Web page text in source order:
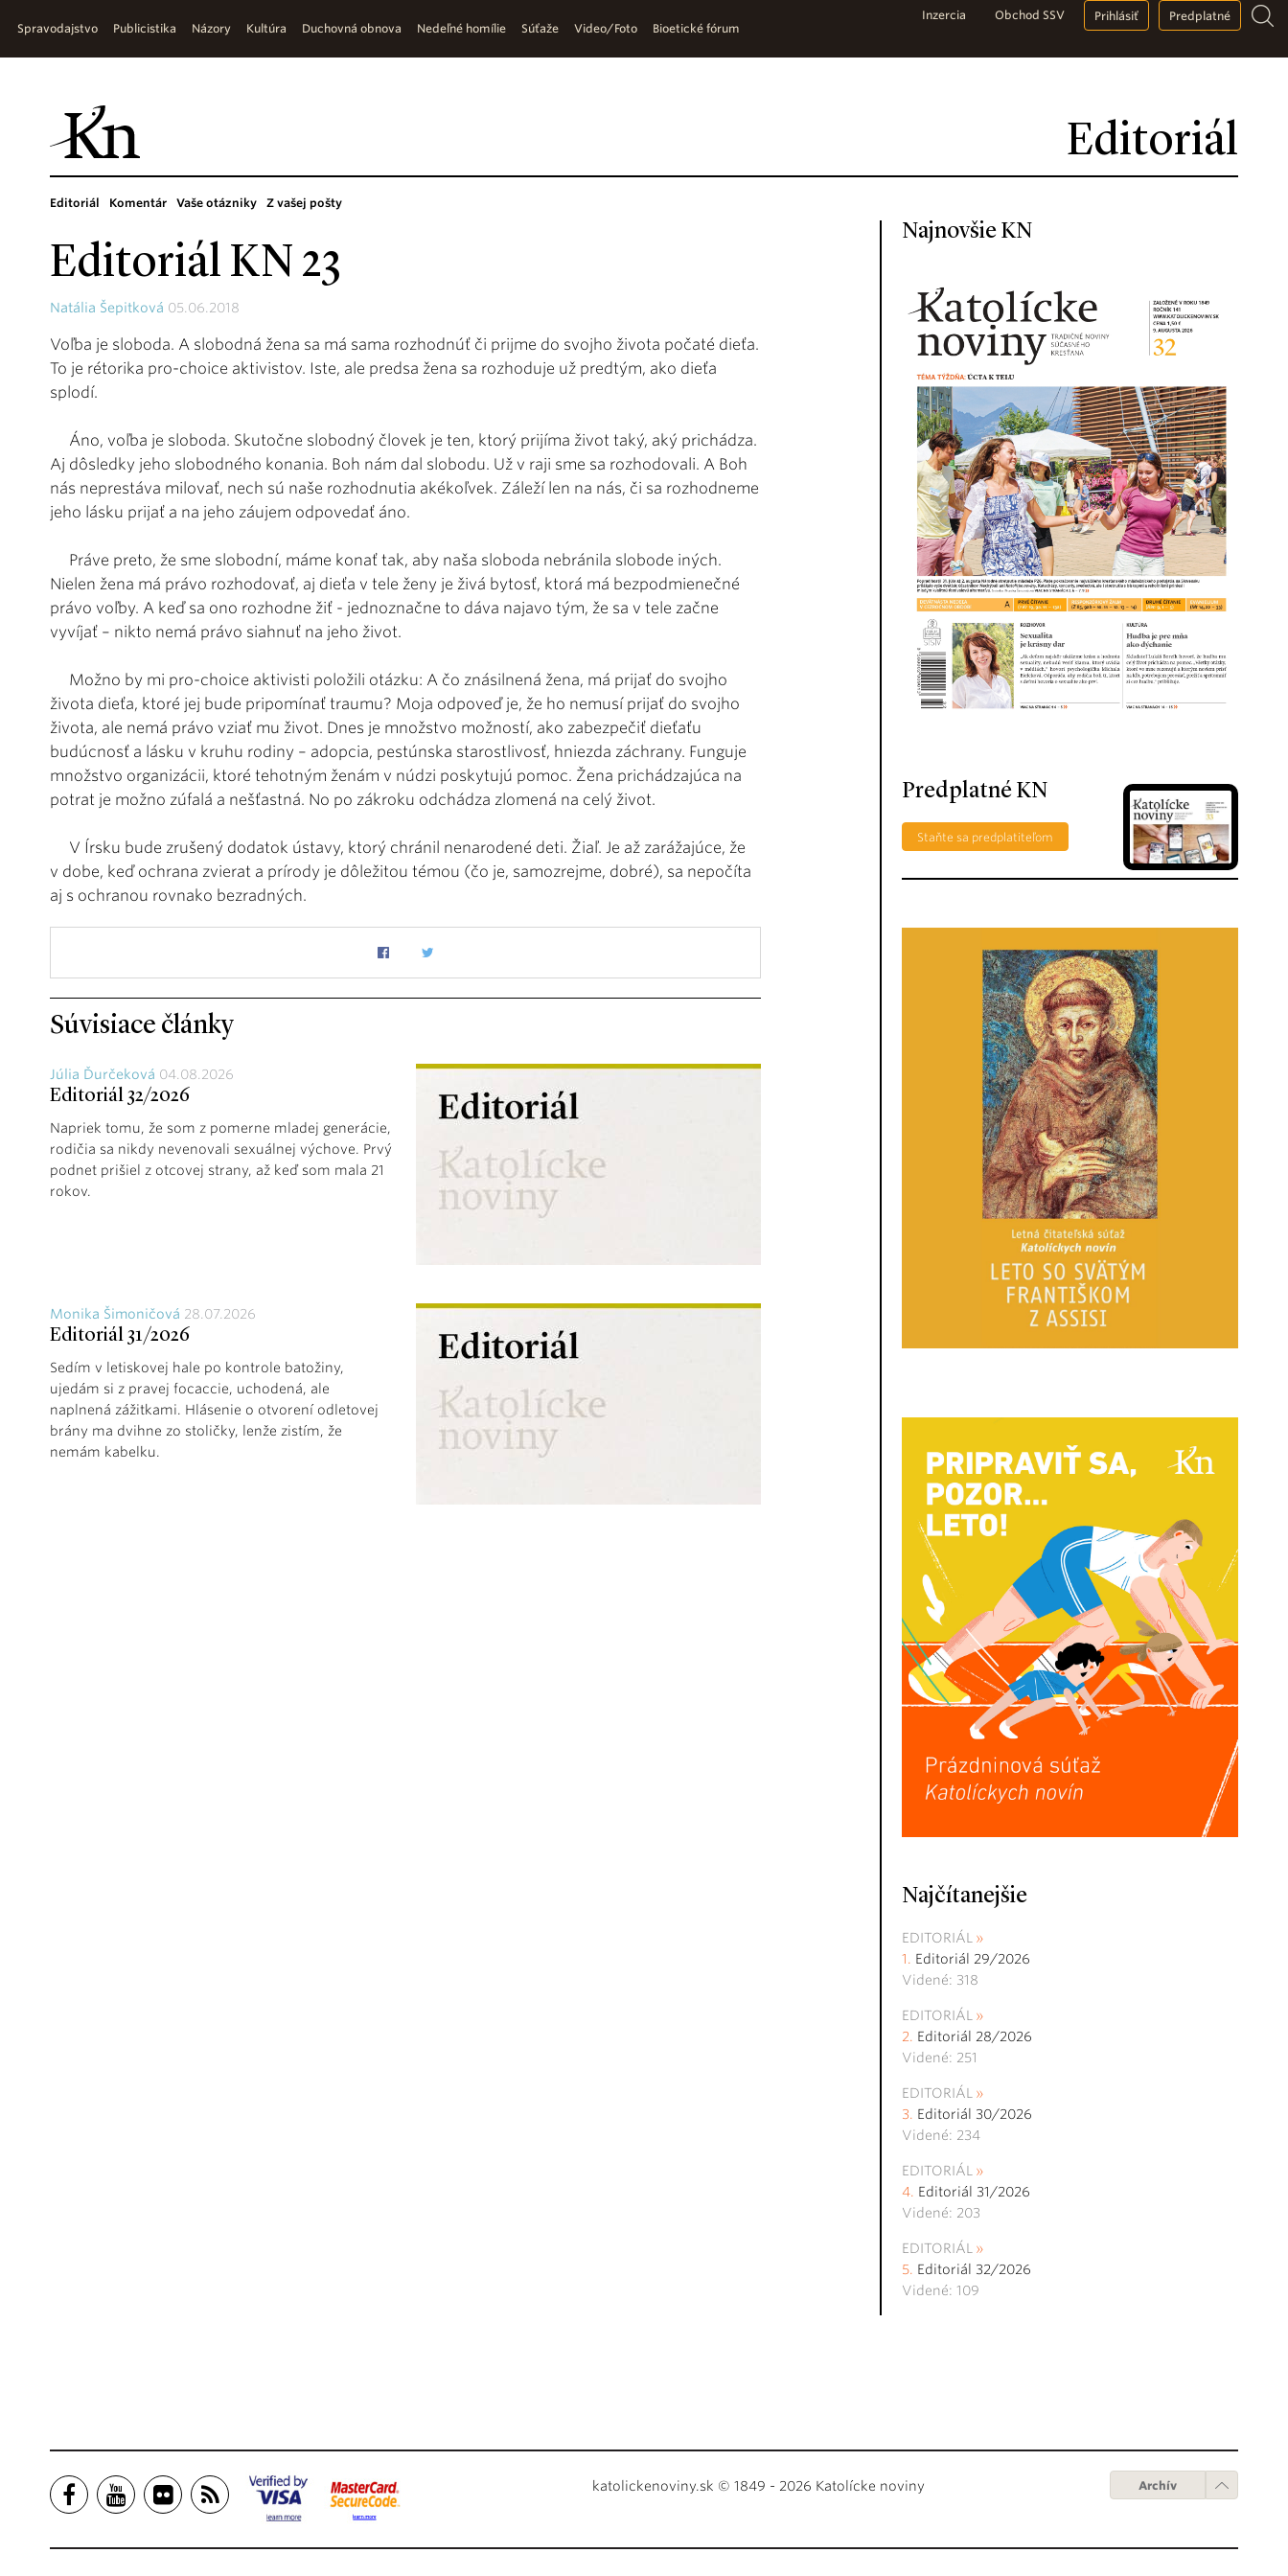
Editoriál
Spravodajstvo Publicistika Názory Kultúra Duchovná obnova Nedeľné homílie Súťaže Video/Foto Bioetické fórum
Inzercia Obchod SSV Prihlásiť Predplatné
Editoriál Komentár Vaše otázniky Z vašej pošty
Editoriál KN 23
Natália Šepitková 05.06.2018
Voľba je sloboda. A slobodná žena sa má sama rozhodnúť či prijme do svojho života počaté dieťa.
To je rétorika pro-choice aktivistov. Iste, ale predsa žena sa rozhoduje už predtým, ako dieťa
splodí.
Áno, voľba je sloboda. Skutočne slobodný človek je ten, ktorý prijíma život taký, aký prichádza.
Aj dôsledky jeho slobodného konania. Boh nám dal slobodu. Už v raji sme sa rozhodovali. A Boh
nás neprestáva milovať, nech sú naše rozhodnutia akékoľvek. Záleží len na nás, či sa rozhodneme
jeho lásku prijať a na jeho záujem odpovedať áno.
Práve preto, že sme slobodní, máme konať tak, aby naša sloboda nebránila slobode iných.
Nielen žena má právo rozhodovať, aj dieťa v tele ženy je živá bytosť, ktorá má bezpodmienečné
právo voľby. A keď sa ono rozhodne žiť - jednoznačne to dáva najavo tým, že sa v tele začne
vyvíjať – nikto nemá právo siahnuť na jeho život.
Možno by mi pro-choice aktivisti položili otázku: A čo znásilnená žena, má prijať do svojho
života dieťa, ktoré jej bude pripomínať traumu? Moja odpoveď je, že ho nemusí prijať do svojho
života, ale nemá právo vziať mu život. Dnes je množstvo možností, ako zabezpečiť dieťaťu
budúcnosť a lásku v kruhu rodiny – adopcia, pestúnska starostlivosť, hniezda záchrany. Funguje
množstvo organizácii, ktoré tehotným ženám v núdzi poskytujú pomoc. Žena prichádzajúca na
potrat je možno zúfalá a nešťastná. No po zákroku odchádza zlomená na celý život.
V Írsku bude zrušený dodatok ústavy, ktorý chránil nenarodené deti. Žiaľ. Je až zarážajúce, že
v dobe, keď ochrana zvierat a prírody je dôležitou témou (čo je, samozrejme, dobré), sa nepočíta
aj s ochranou rovnako bezradných.
Súvisiace články
Júlia Ďurčeková 04.08.2026
Editoriál 32/2026
Napriek tomu, že som z pomerne mladej generácie,
rodičia sa nikdy nevenovali sexuálnej výchove. Prvý
podnet prišiel z otcovej strany, až keď som mala 21
rokov.
Monika Šimoničová 28.07.2026
Editoriál 31/2026
Sedím v letiskovej hale po kontrole batožiny,
ujedám si z pravej focaccie, uchodená, ale
naplnená zážitkami. Hlásenie o otvorení odletovej
brány ma dvihne zo stoličky, lenže zistím, že
nemám kabelku.
Najnovšie KN
Predplatné KN
Staňte sa predplatiteľom
Najčítanejšie
EDITORIÁL
Editoriál 29/2026
Videné: 318
EDITORIÁL
Editoriál 28/2026
Videné: 251
EDITORIÁL
Editoriál 30/2026
Videné: 234
EDITORIÁL
Editoriál 31/2026
Videné: 203
EDITORIÁL
Editoriál 32/2026
Videné: 109
katolickenoviny.sk © 1849 - 2026 Katolícke noviny Archív